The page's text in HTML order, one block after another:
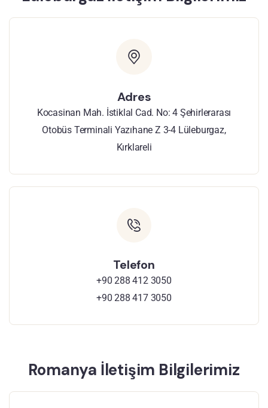
Adres
Kocasinan Mah. İstiklal Cad. No: 4 Şehirlerarası
Otobüs Terminali Yazıhane Z 3-4 Lüleburgaz,
Kırklareli
Telefon
+90 288 412 3050
+90 288 417 3050
Romanya İletişim Bilgilerimiz